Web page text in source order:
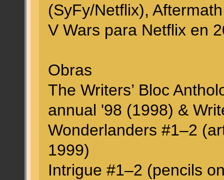
(SyFy/Netflix),
V Wars para Netflix en
Obras
The Writers’ Bloc
annual '98 (1998) &
Wonderlanders #1–2
1999)
Intrigue #1–2 (pencils